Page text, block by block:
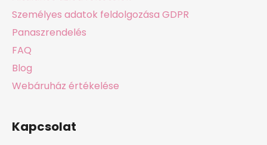
Személyes adatok feldolgozása GDPR
Panaszrendelés
FAQ
Blog
Webáruház értékelése
Kapcsolat